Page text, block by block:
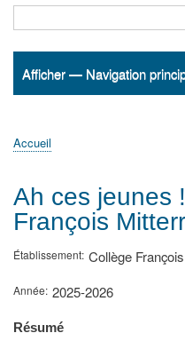
Navigation
Afficher — Navigation
Accueil
ActualitésMATh.en.JEANS ?
Régions et Ateliers
Créer, gérer un atelier
Sujets/Publications
Congrès
d'Ariane
Accueil
Ah ces jeunes
François
Établissement Collège
Année 2025-2026
Résumé